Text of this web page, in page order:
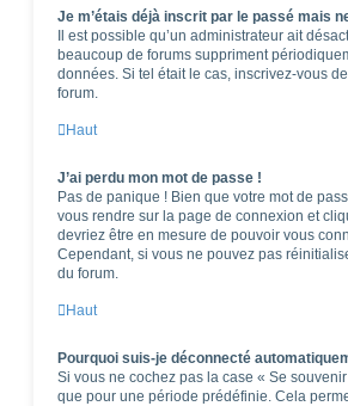
Je m’étais déjà inscrit par le passé mais
Il est possible qu’un administrateur ait
beaucoup de forums suppriment
données. Si tel était le cas, inscrivez-vous
forum.
Haut
J’ai perdu mon mot de passe !
Pas de panique ! Bien que votre mot de
vous rendre sur la page de connexion et
devriez être en mesure de pouvoir vous
Cependant, si vous ne pouvez pas
du forum.
Haut
Pourquoi suis-je déconnecté
Si vous ne cochez pas la case « Se
que pour une période prédéfinie. Cela